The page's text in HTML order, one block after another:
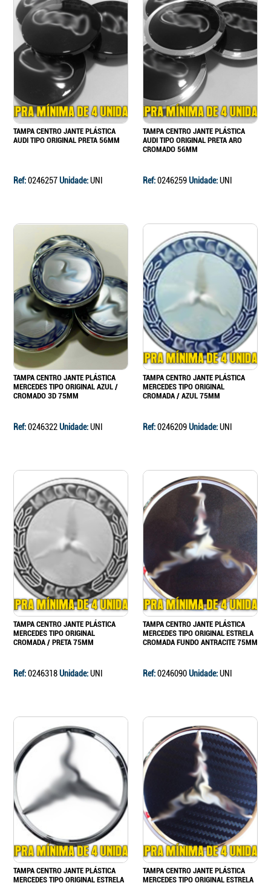
TAMPA CENTRO JANTE PLÁSTICA
AUDI TIPO ORIGINAL PRETA 56MM
Ref:0246257Unidade:UNI
TAMPA CENTRO JANTE PLÁSTICA
AUDI TIPO ORIGINAL PRETA ARO
CROMADO 56MM
Ref:0246259Unidade:UNI
TAMPA CENTRO JANTE PLÁSTICA
MERCEDES TIPO ORIGINAL AZUL /
CROMADO 3D 75MM
Ref:0246322Unidade:UNI
TAMPA CENTRO JANTE PLÁSTICA
MERCEDES TIPO ORIGINAL
CROMADA / AZUL 75MM
Ref:0246209Unidade:UNI
TAMPA CENTRO JANTE PLÁSTICA
MERCEDES TIPO ORIGINAL
CROMADA / PRETA 75MM
Ref:0246318Unidade:UNI
TAMPA CENTRO JANTE PLÁSTICA
MERCEDES TIPO ORIGINAL ESTRELA
CROMADA FUNDO ANTRACITE 75MM
Ref:0246090Unidade:UNI
TAMPA CENTRO JANTE PLÁSTICA
MERCEDES TIPO ORIGINAL ESTRELA
TAMPA CENTRO JANTE PLÁSTICA
MERCEDES TIPO ORIGINAL ESTRELA